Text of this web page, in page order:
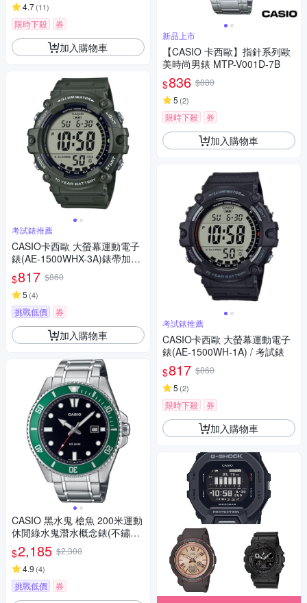
4.7(11)
限時下殺 券
加入購物車
考試錶推薦
CASIO卡西歐 大螢幕運動電子
錶(AE-1500WHX-3A)錶帶加長
款 / 考試錶
$817 $860
5 (4)
挑戰低價 券
加入購物車
CASIO 黑水鬼 槍魚 200米運動
休閒綠水鬼潛水概念錶(不鏽鋼
X綠圈) MDV-107D-3A
$2,185 $2,300
4.9 (4)
挑戰低價 券
新品上市
【CASIO 卡西歐】指針系列歐
美時尚男錶 MTP-V001D-7B
$836 $880
5 (2)
限時下殺 券
加入購物車
考試錶推薦
CASIO卡西歐 大螢幕運動電子
錶(AE-1500WH-1A) / 考試錶
$817 $860
5 (2)
限時下殺 券
加入購物車